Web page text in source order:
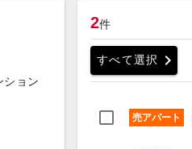
ション
2件
すべて選択 chevron_right
売アパート